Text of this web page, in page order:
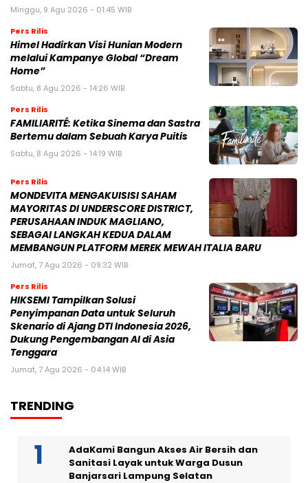
Minggu, 9 Agu 2026 - 01:45 WIB
Pers Rilis
Himel Hadirkan Visi Hunian Modern
melalui Kampanye Global “Dream
Home”
Sabtu, 8 Agu 2026 - 14:26 WIB
Pers Rilis
FAMILIARITÉ: Ketika Sinema dan Sastra
Bertemu dalam Sebuah Karya Puitis
Sabtu, 8 Agu 2026 - 14:19 WIB
Pers Rilis
MONDEVITA MENGAKUISISI SAHAM
MAYORITAS DI UNDERSCORE DISTRICT,
PERUSAHAAN INDUK MAGLIANO,
SEBAGAI LANGKAH KEDUA DALAM
MEMBANGUN PLATFORM MEREK MEWAH ITALIA BARU
Jumat, 7 Agu 2026 - 09:32 WIB
Pers Rilis
HIKSEMI Tampilkan Solusi
Penyimpanan Data untuk Seluruh
Skenario di Ajang DTI Indonesia 2026,
Dukung Pengembangan AI di Asia
Tenggara
Jumat, 7 Agu 2026 - 04:14 WIB
TRENDING
AdaKami Bangun Akses Air Bersih dan
Sanitasi Layak untuk Warga Dusun
Banjarsari Lampung Selatan